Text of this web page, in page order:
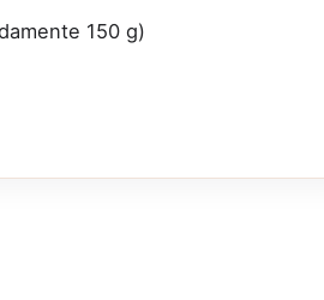
150 g)